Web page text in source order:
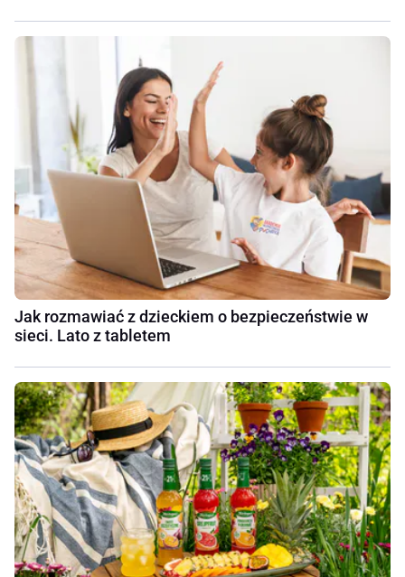
Jak rozmawiać z dzieckiem o bezpieczeństwie w
sieci. Lato z tabletem